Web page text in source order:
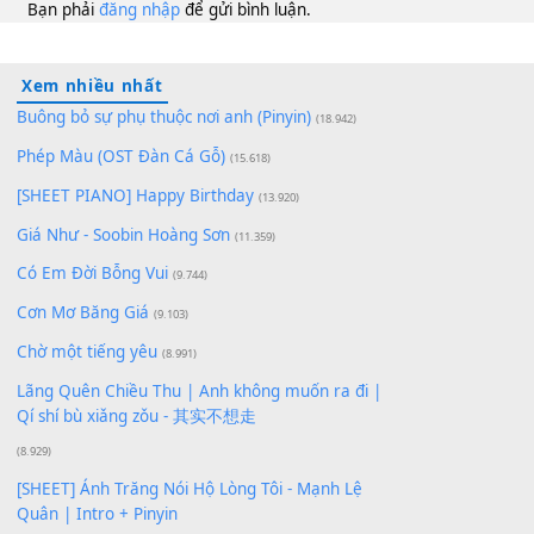
Lượt xem: 152
Để lại một bình luận
Bạn phải đăng nhập để gửi bình luận.
Buông bỏ sự phụ thuộc nơi anh (Pinyin)
Phép Màu (OST Đàn Cá Gỗ) (15.618)
[SHEET PIANO] Happy Birthday
Giá Như - Soobin Hoàng Sơn (11.359)